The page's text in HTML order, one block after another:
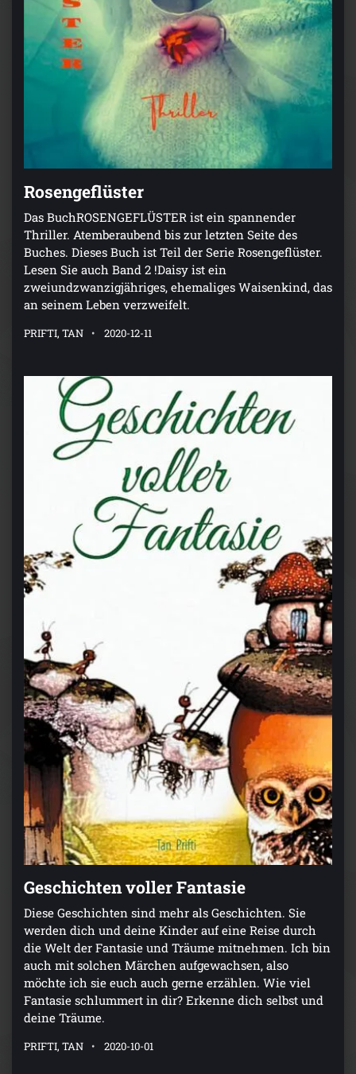
Rosengeflüster
Das BuchROSENGEFLÜSTER ist ein spannender
Thriller. Atemberaubend bis zur letzten Seite des
Buches. Dieses Buch ist Teil der Serie Rosengeflüster.
Lesen Sie auch Band 2 !Daisy ist ein
zweiundzwanzigjähriges, ehemaliges Waisenkind, das
an seinem Leben verzweifelt.
PRIFTI, TAN 2020-12-11
Geschichten voller Fantasie
Diese Geschichten sind mehr als Geschichten. Sie
werden dich und deine Kinder auf eine Reise durch
die Welt der Fantasie und Träume mitnehmen. Ich bin
auch mit solchen Märchen aufgewachsen, also
möchte ich sie euch auch gerne erzählen. Wie viel
Fantasie schlummert in dir? Erkenne dich selbst und
deine Träume.
PRIFTI, TAN 2020-10-01